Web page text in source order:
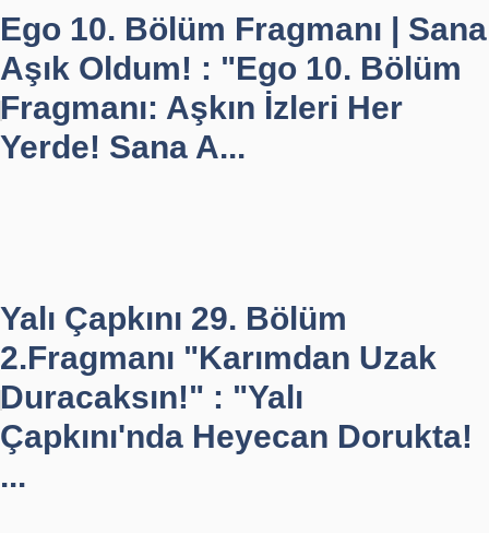
Ego 10. Bölüm Fragmanı | Sana
Aşık Oldum! : "Ego 10. Bölüm
Fragmanı: Aşkın İzleri Her
Yerde! Sana A...
Yalı Çapkını 29. Bölüm
2.Fragmanı "Karımdan Uzak
Duracaksın!" : "Yalı
Çapkını'nda Heyecan Dorukta!
...